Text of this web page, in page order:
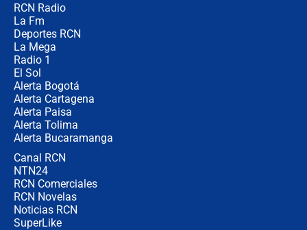
RCN Radio
La Fm
Deportes RCN
La Mega
Radio 1
El Sol
Alerta Bogotá
Alerta Cartagena
Alerta Paisa
Alerta Tolima
Alerta Bucaramanga
Canal RCN
NTN24
RCN Comerciales
RCN Novelas
Noticias RCN
SuperLike